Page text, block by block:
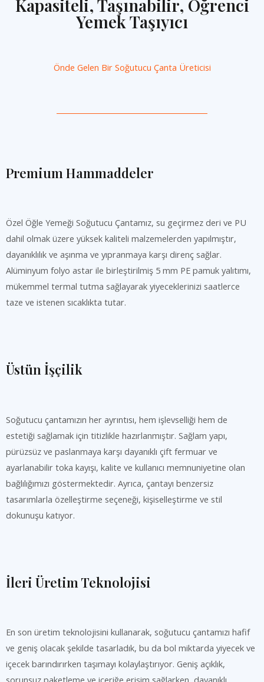
Kapasiteli, Taşınabilir, Öğrenci
Yemek Taşıyıcı
Önde Gelen Bir Soğutucu Çanta Üreticisi
Premium Hammaddeler
Özel Öğle Yemeği Soğutucu Çantamız, su geçirmez deri ve PU
dahil olmak üzere yüksek kaliteli malzemelerden yapılmıştır,
dayanıklılık ve aşınma ve yıpranmaya karşı direnç sağlar.
Alüminyum folyo astar ile birleştirilmiş 5 mm PE pamuk yalıtımı,
mükemmel termal tutma sağlayarak yiyeceklerinizi saatlerce
taze ve istenen sıcaklıkta tutar.
Üstün İşçilik
Soğutucu çantamızın her ayrıntısı, hem işlevselliği hem de
estetiği sağlamak için titizlikle hazırlanmıştır. Sağlam yapı,
pürüzsüz ve paslanmaya karşı dayanıklı çift fermuar ve
ayarlanabilir toka kayışı, kalite ve kullanıcı memnuniyetine olan
bağlılığımızı göstermektedir. Ayrıca, çantayı benzersiz
tasarımlarla özelleştirme seçeneği, kişiselleştirme ve stil
dokunuşu katıyor.
İleri Üretim Teknolojisi
En son üretim teknolojisini kullanarak, soğutucu çantamızı hafif
ve geniş olacak şekilde tasarladık, bu da bol miktarda yiyecek ve
içecek barındırırken taşımayı kolaylaştırıyor. Geniş açıklık,